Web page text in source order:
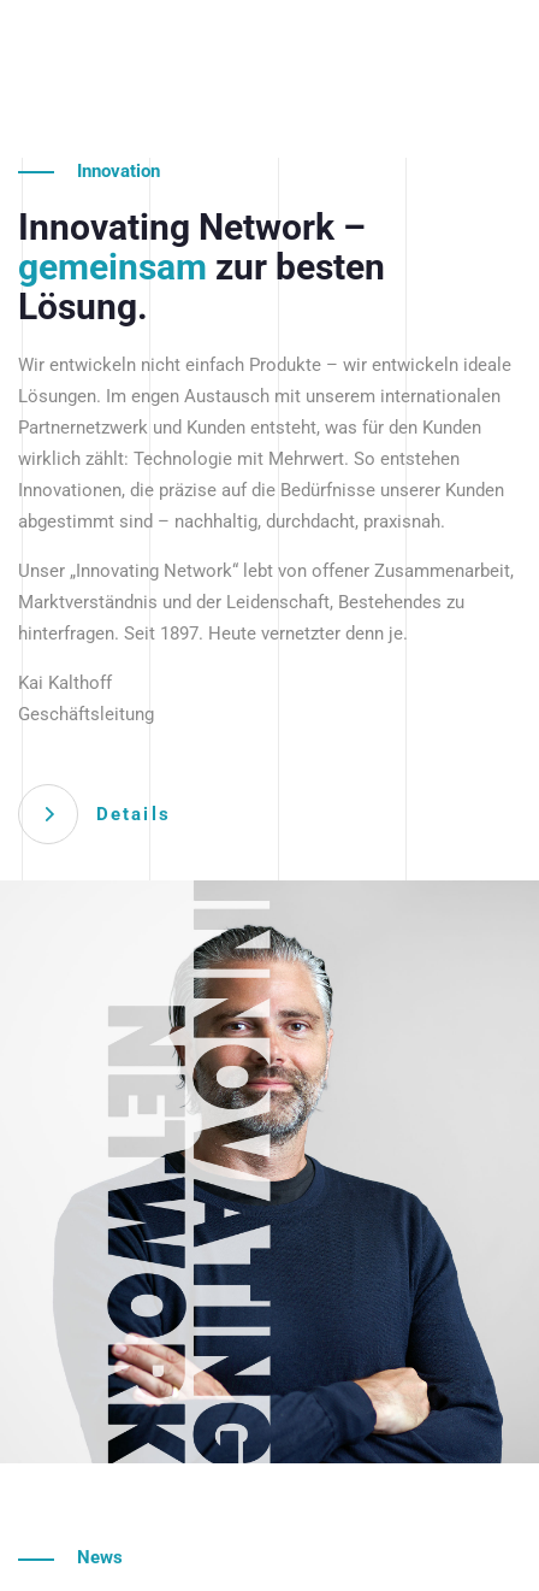
Innovation
Innovating Network –
gemeinsam zur besten
Lösung.
Wir entwickeln nicht einfach Produkte – wir entwickeln ideale
Lösungen. Im engen Austausch mit unserem internationalen
Partnernetzwerk und Kunden entsteht, was für den Kunden
wirklich zählt: Technologie mit Mehrwert. So entstehen
Innovationen, die präzise auf die Bedürfnisse unserer Kunden
abgestimmt sind – nachhaltig, durchdacht, praxisnah.
Unser „Innovating Network“ lebt von offener Zusammenarbeit,
Marktverständnis und der Leidenschaft, Bestehendes zu
hinterfragen. Seit 1897. Heute vernetzter denn je.
Kai Kalthoff
Geschäftsleitung
Details
News